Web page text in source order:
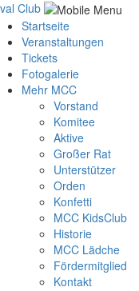
Club
Startseite
Veranstaltungen
Tickets
Fotogalerie
Mehr MCC
Vorstand
Komitee
Aktive
Großer Rat
Unterstützer
Orden
Konfetti
MCC KidsClub
Historie
MCC Lädche
Fördermitglied
Kontakt